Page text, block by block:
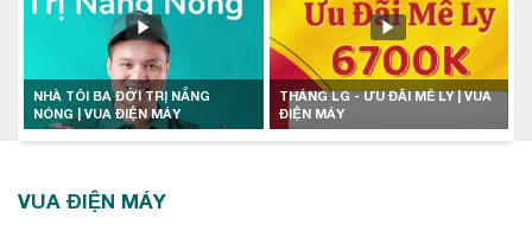
NHÀ TÔI BA ĐỜI TRỊ NẮNG
NÓNG | VUA ĐIỆN MÁY
THÁNG LG - ƯU ĐÃI MÊ LY | VUA
ĐIỆN MÁY
VUA ĐIỆN MÁY